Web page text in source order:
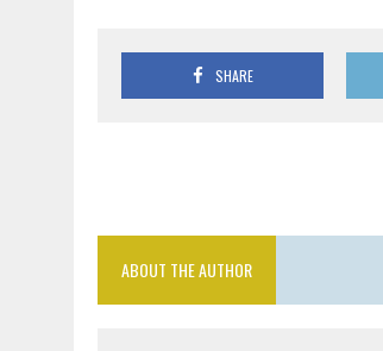
SHARE
ABOUT THE AUTHOR